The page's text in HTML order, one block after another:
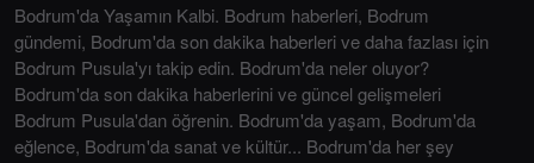
Bodrum'da Yaşamın Kalbi. Bodrum haberleri, Bodrum
gündemi, Bodrum'da son dakika haberleri ve daha fazlası için
Bodrum Pusula'yı takip edin. Bodrum'da neler oluyor?
Bodrum'da son dakika haberlerini ve güncel gelişmeleri
Bodrum Pusula'dan öğrenin. Bodrum'da yaşam, Bodrum'da
eğlence, Bodrum'da sanat ve kültür... Bodrum'da her şey